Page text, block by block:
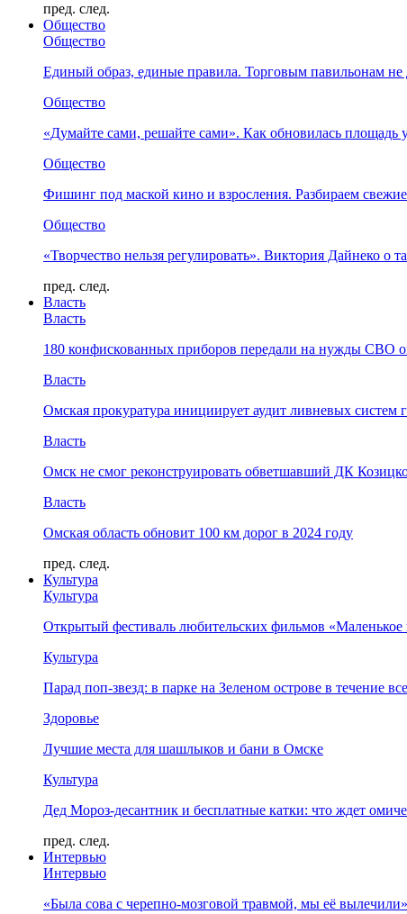
пред. след.
Общество
Общество
Единый образ, единые правила. Торговым павильонам не
Общество
«Думайте сами, решайте сами». Как обновилась
Общество
Фишинг под маской кино и взросления. Разбираем
Общество
«Творчество нельзя регулировать». Виктория Дайнеко о
пред. след.
Власть
Власть
180 конфискованных приборов передали на нужды СВО
Власть
Омская прокуратура инициирует аудит ливневых систем
Власть
Омск не смог реконструировать обветшавший ДК
Власть
Омская область обновит 100 км дорог в 2024 году
пред. след.
Культура
Культура
Открытый фестиваль любительских фильмов
Культура
Парад поп-звезд: в парке на Зеленом острове в течение
Здоровье
Лучшие места для шашлыков и бани в Омске
Культура
Дед Мороз-десантник и бесплатные катки: что ждет
пред. след.
Интервью
Интервью
«Была сова с черепно-мозговой травмой, мы её